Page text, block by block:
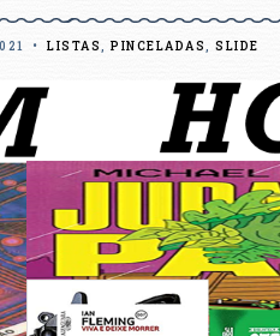
• LISTAS, PINCELADAS, SLIDE